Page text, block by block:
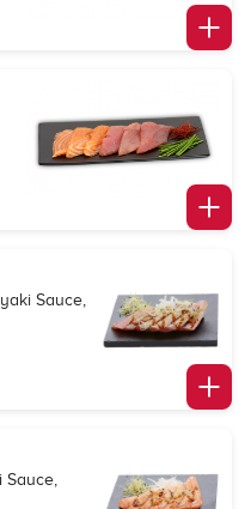
Sauce,
Sauce,